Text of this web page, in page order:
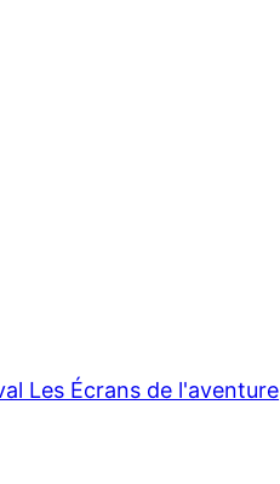
Les Écrans de l'aventure